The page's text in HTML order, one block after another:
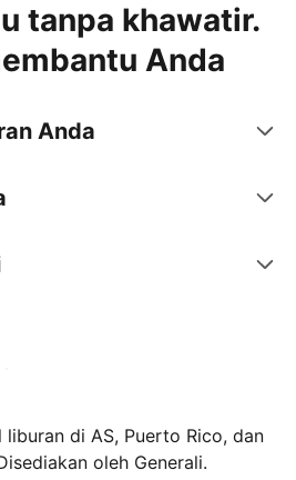
tanpa khawatir.
Anda
Anda
kami sekarang
di AS, Puerto Rico, dan
oleh Generali.